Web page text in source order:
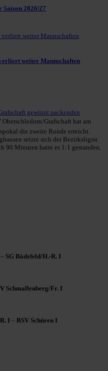
Saison 2026|27
weiter Mannschaften
gewinnt packenden
Oberschledorn/Grafschaft hat am
die zweite Runde erreicht.
setzte sich der Bezirksligist
90 Minuten hatte es 1:1 gestanden,
– SG Bödefeld/H.-R. I
Schmallenberg/Fr. I
I – BSV Schüren I